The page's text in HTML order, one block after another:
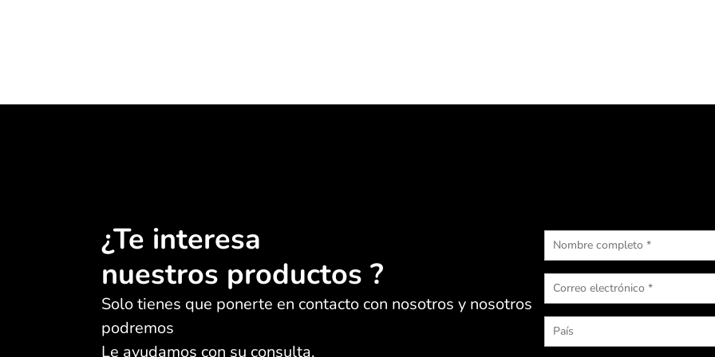
¿Te interesa
nuestros productos ?
Solo tienes que ponerte en contacto con nosotros y nosotros
podremos
Le ayudamos con su consulta.